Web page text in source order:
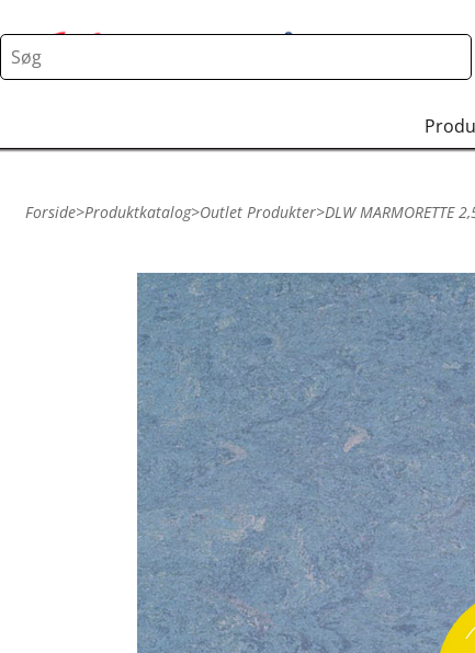
Forside>Produktkatalog>Outlet Produkter>DLW MARMORETTE